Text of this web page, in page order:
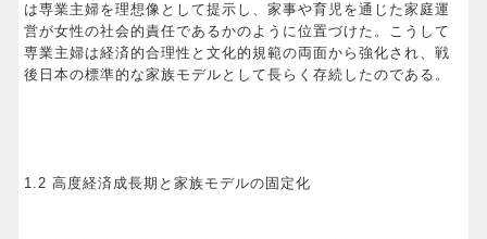
は専業主婦を理想像として提示し、家事や育児を通じた家庭運
営が女性の社会的責任であるかのように位置づけた。こうして
専業主婦は経済的合理性と文化的規範の両面から強化され、戦
後日本の標準的な家族モデルとして長らく存続したのである。
1.2 高度経済成長期と家族モデルの固定化